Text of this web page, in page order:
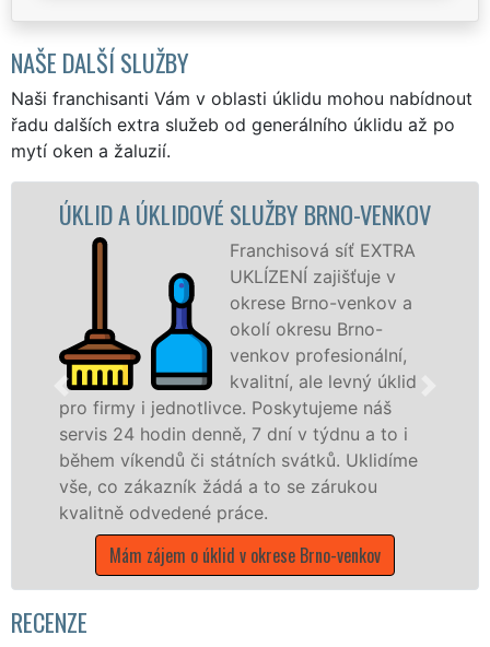
NAŠE DALŠÍ SLUŽBY
Naši franchisanti Vám v oblasti úklidu mohou nabídnout
řadu dalších extra služeb od generálního úklidu až po
mytí oken a žaluzií.
SLUŽBY BRNO-VENKOV
Franchisová síť EXTRA
UKLÍZENÍ zajišťuje v
okrese Brno-venkov a
okolí okresu Brno-
venkov profesionální,
kvalitní, ale levný úklid
Poskytujeme náš
7 dní v týdnu a to i
státních svátků. Uklidíme
žádá a to se zárukou
práce.
úklid v okrese Brno-venkov
ÚKLIDOVÁ
služby nabízíme
společnosti,
v celém
Mám zájem o
RECENZE